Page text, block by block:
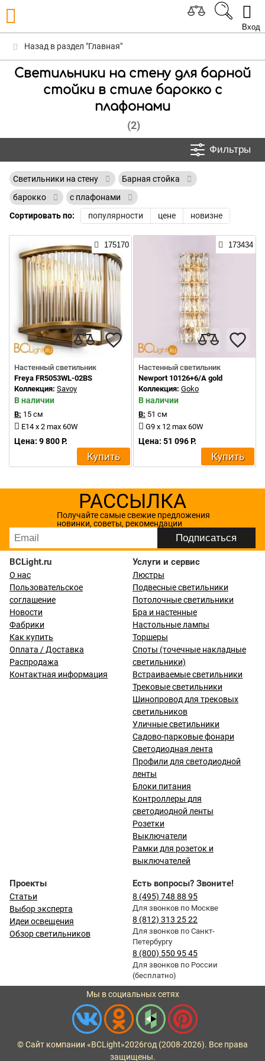
Вход
Назад в раздел "Главная"
Светильники на стену для барной
стойки в стиле барокко с
плафонами
(2)
Фильтры
Светильники на стену
Барная стойка
барокко
с плафонами
Сортировать по:
популярности цене новизне
175170
Настенный светильник
Freya FR5053WL-02BS
Коллекция: Savoy
В наличии
В: 15 см
E14 x 2 max 60W
Цена: 9 800 Р.
Купить
173434
Настенный светильник
Newport 10126+6/A gold
Коллекция: Goko
В наличии
В: 51 см
G9 x 12 max 60W
Цена: 51 096 Р.
Купить
РАССЫЛКА
Получайте самые свежие предложения
новинки, советы, рекомендации
BCLight.ru
О нас
Пользовательское
соглашение
Новости
Фабрики
Как купить
Оплата / Доставка
Распродажа
Контактная информация
Услуги и сервис
Люстры
Подвесные светильники
Потолочные светильники
Бра и настенные
Настольные лампы
Торшеры
Споты (точечные накладные
светильники)
Встраиваемые светильники
Трековые светильники
Шинопровод для трековых
светильников
Уличные светильники
Садово-парковые фонари
Светодиодная лента
Профили для светодиодной
ленты
Блоки питания
Контроллеры для
светодиодной ленты
Розетки
Выключатели
Рамки для розеток и
выключателей
Проекты
Статьи
Выбор эксперта
Идеи освещения
Обзор светильников
Есть вопросы? Звоните!
8 (495) 748 88 95
Для звонков по Москве
8 (812) 313 25 22
Для звонков по Санкт-
Петербургу
8 (800) 550 95 45
Для звонков по России
(бесплатно)
Мы в социальных сетях
© Сайт компании «BCLight»2026год (2008-2026). Все права
защищены.